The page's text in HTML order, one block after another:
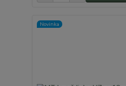
Novinka